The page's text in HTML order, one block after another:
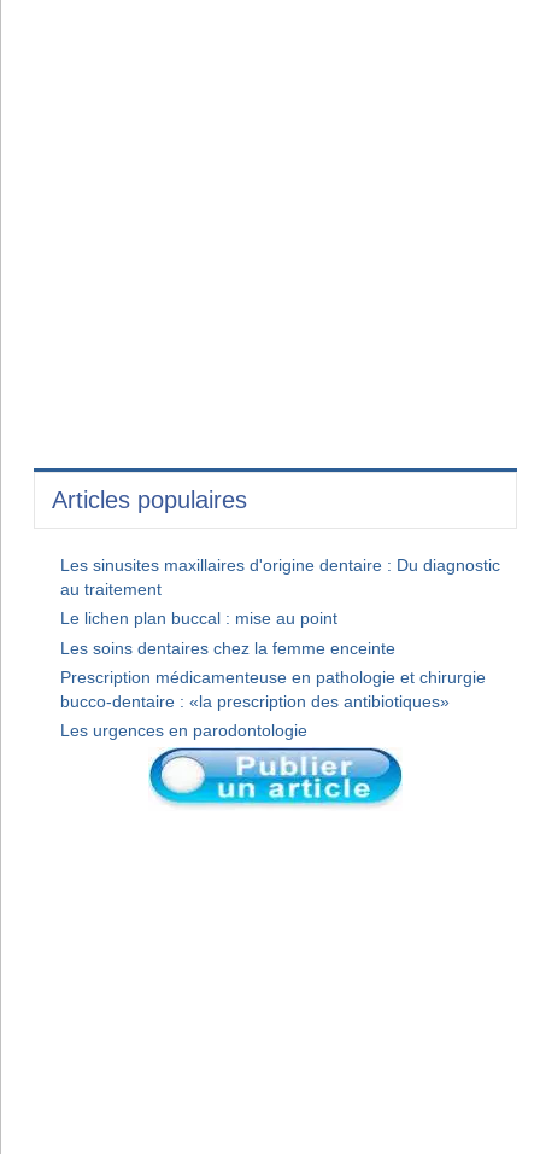
Articles populaires
Les sinusites maxillaires d'origine dentaire : Du diagnostic
au traitement
Le lichen plan buccal : mise au point
Les soins dentaires chez la femme enceinte
Prescription médicamenteuse en pathologie et chirurgie
bucco-dentaire : «la prescription des antibiotiques»
Les urgences en parodontologie